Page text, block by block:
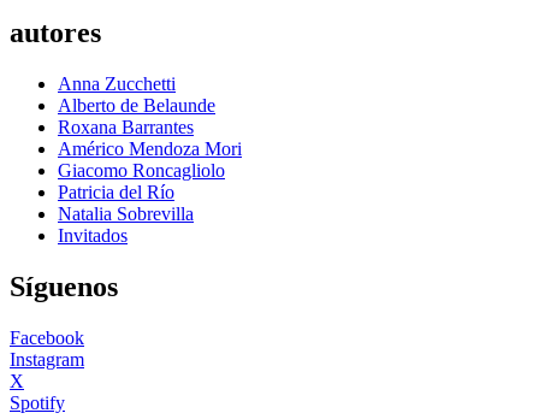
autores
Anna Zucchetti
Alberto de Belaunde
Roxana Barrantes
Américo Mendoza Mori
Giacomo Roncagliolo
Patricia del Río
Natalia Sobrevilla
Invitados
Síguenos
Facebook
Instagram
X
Spotify